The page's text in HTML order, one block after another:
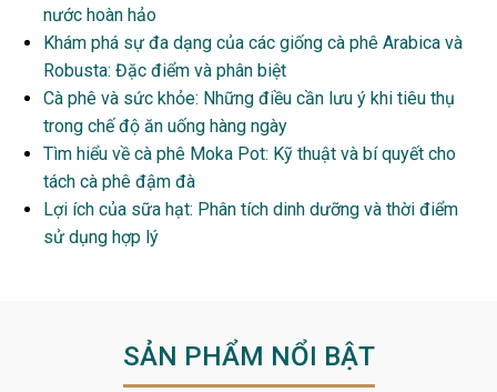
nước hoàn hảo
Khám phá sự đa dạng của các giống cà phê Arabica và
Robusta: Đặc điểm và phân biệt
Cà phê và sức khỏe: Những điều cần lưu ý khi tiêu thụ
trong chế độ ăn uống hàng ngày
Tìm hiểu về cà phê Moka Pot: Kỹ thuật và bí quyết cho
tách cà phê đậm đà
Lợi ích của sữa hạt: Phân tích dinh dưỡng và thời điểm
sử dụng hợp lý
SẢN PHẨM NỔI BẬT